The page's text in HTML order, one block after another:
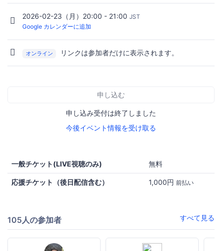
2026-02-23（月）20:00 - 21:00 JST
Google カレンダーに追加
オンライン リンクは参加者だけに表示されます。
申し込む
申し込み受付は終了しました
今後イベント情報を受け取る
一般チケット(LIVE視聴のみ) 無料
応援チケット（後日配信含む） 1,000円 前払い
105人の参加者 すべて見る